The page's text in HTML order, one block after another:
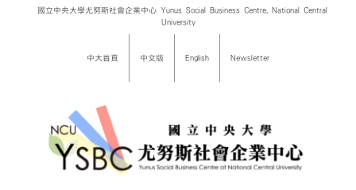
國立中央大學尤努斯社會企業中心 Yunus Social Business Centre, National Central
University
中大首頁 中文版 English Newsletter